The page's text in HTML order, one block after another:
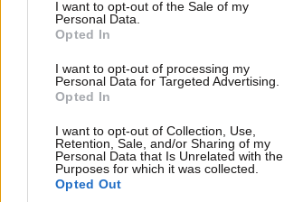
I want to opt-out of the Sale of my
Personal Data.
Opted In
I want to opt-out of processing my
Personal Data for Targeted Advertising.
Opted In
I want to opt-out of Collection, Use,
Retention, Sale, and/or Sharing of my
Personal Data that Is Unrelated with the
Purposes for which it was collected.
Opted Out